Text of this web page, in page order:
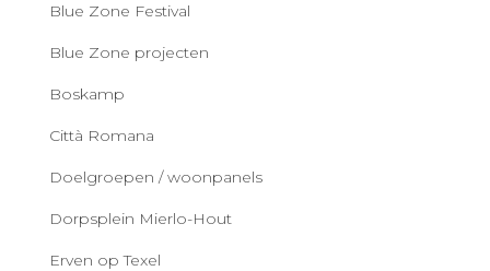
Blue Zone Festival
Blue Zone projecten
Boskamp
Città Romana
Doelgroepen / woonpanels
Dorpsplein Mierlo-Hout
Erven op Texel